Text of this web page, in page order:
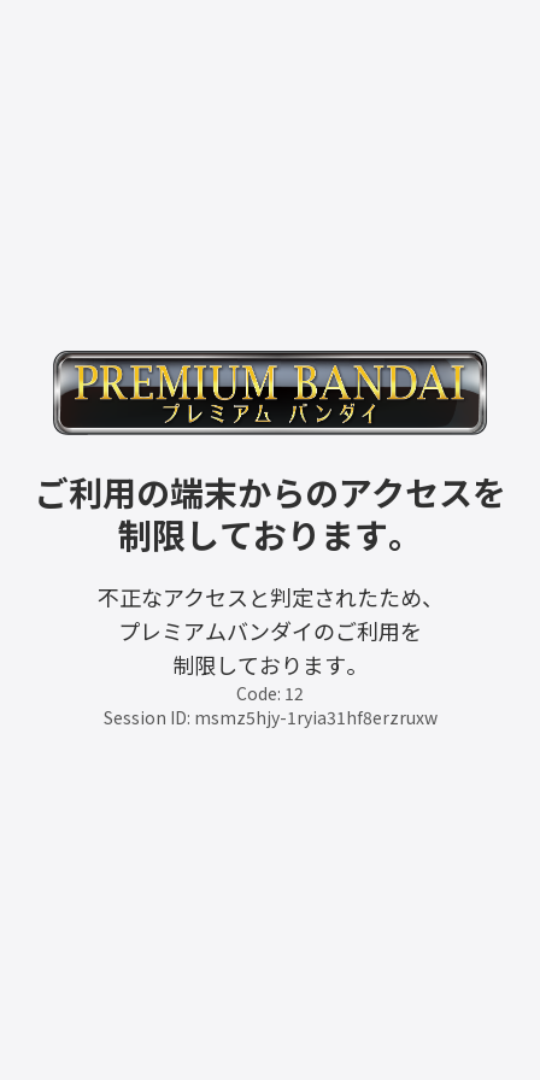
ご利用の端末からのアクセスを
制限しております。
不正なアクセスと判定されたため、
プレミアムバンダイのご利用を
制限しております。
Code: 12
Session ID: msmz5hjy-1ryia31hf8erzruxw